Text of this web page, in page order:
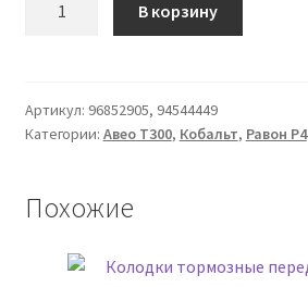
передний
левый
В корзину
Артикул: 96852905, 94544449
Категории: Авео Т300, Кобальт, Равон Р4
Похожие